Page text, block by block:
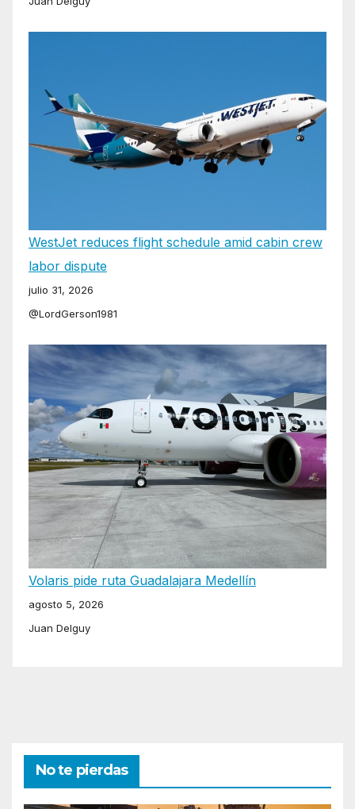
WestJet reduces flight schedule amid cabin crew
labor dispute
julio 31, 2026
@LordGerson1981
Volaris pide ruta Guadalajara Medellín
agosto 5, 2026
Juan Delguy
No te pierdas